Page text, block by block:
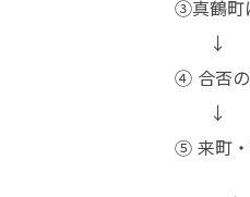
③真鶴町
↓
④ 合否
↓
⑤ 来町・